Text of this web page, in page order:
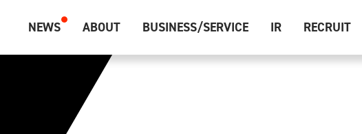
NEWS ABOUT BUSINESS/SERVICE IR RECRUIT